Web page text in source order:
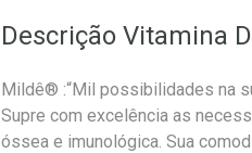
Descrição Vitamina
Mildê® :“Mil possibilidades na
Supre com excelência as
óssea e imunológica. Sua